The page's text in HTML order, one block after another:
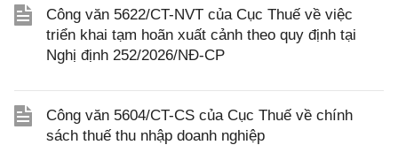
Công văn 5622/CT-NVT của Cục Thuế về việc
triển khai tạm hoãn xuất cảnh theo quy định tại
Nghị định 252/2026/NĐ-CP
Công văn 5604/CT-CS của Cục Thuế về chính
sách thuế thu nhập doanh nghiệp